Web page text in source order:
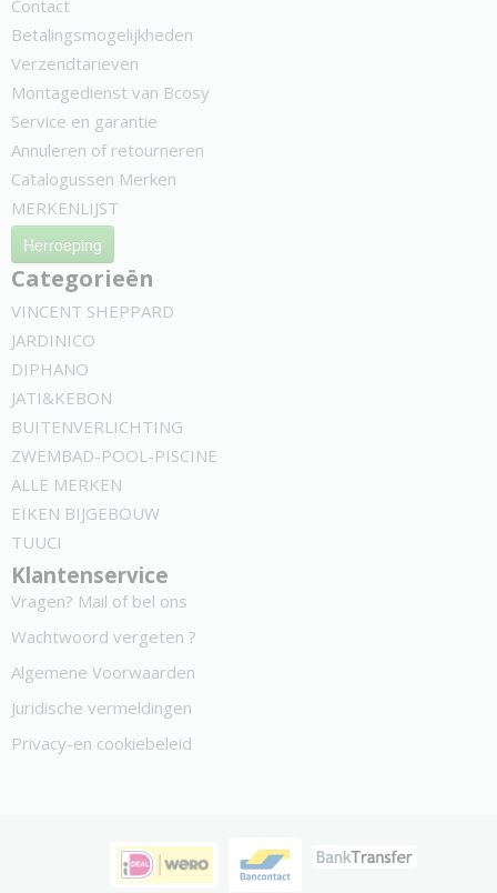
Contact
Betalingsmogelijkheden
Verzendtarieven
Montagedienst van Bcosy
Service en garantie
Annuleren of retourneren
Catalogussen Merken
MERKENLIJST
Herroeping
Categorieën
VINCENT SHEPPARD
JARDINICO
DIPHANO
JATI&KEBON
BUITENVERLICHTING
ZWEMBAD-POOL-PISCINE
ALLE MERKEN
EIKEN BIJGEBOUW
TUUCI
Klantenservice
Vragen? Mail of bel ons
Wachtwoord vergeten ?
Algemene Voorwaarden
Juridische vermeldingen
Privacy-en cookiebeleid